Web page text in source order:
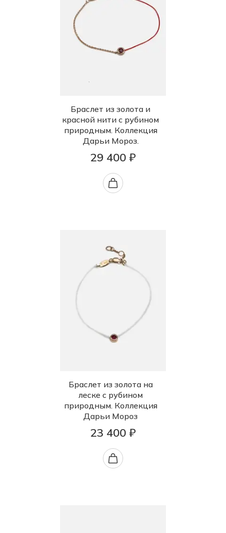
Браслет из золота и
красной нити с рубином
природным. Коллекция
Дарьи Мороз.
29 400 ₽
Браслет из золота на
леске с рубином
природным. Коллекция
Дарьи Мороз
23 400 ₽